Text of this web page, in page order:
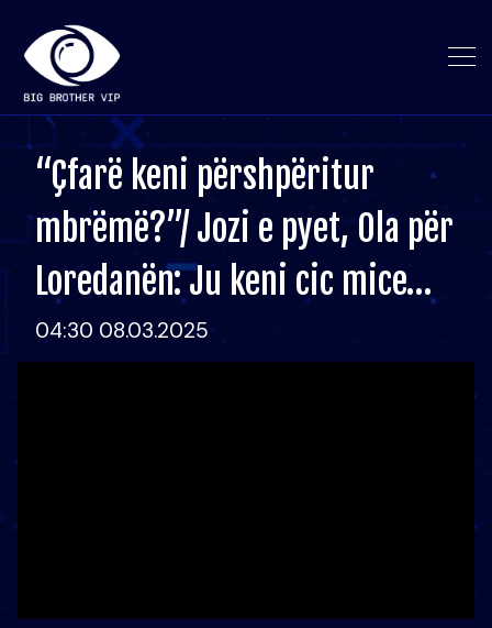
“Çfarë keni përshpëritur
mbrëmë?”/ Jozi e pyet, Ola për
Loredanën: Ju keni cic mice…
04:30 08.03.2025